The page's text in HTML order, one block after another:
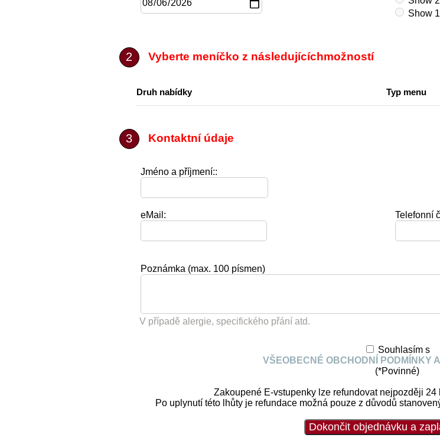
Show
Vyberte meníčko z následujícíchmožností
Druh nabídky Typ menu
Kontaktní údaje
Jméno a příjmení::
eMail: Telefonní
Poznámka (max. 100 písmen)
V případě alergie, specifického přání atd.
Souhlasím s
VŠEOBECNÉ OBCHODNÍ PODMÍNKY
(*Povinné)
Zakoupené E-vstupenky lze refundovat nejpozději
Po uplynutí této lhůty je refundace možná pouze z důvodů